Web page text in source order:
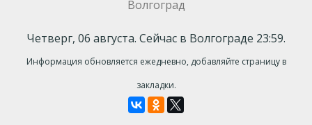
Четверг, 06 августа. Сейчас в Волгограде 23:59.
Информация обновляется ежедневно, добавляйте страницу в
закладки.